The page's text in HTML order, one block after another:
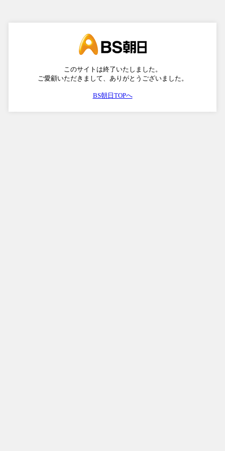
このサイトは終了いたしました。
ご愛顧いただきまして、ありがとうございました。
BS朝日TOPへ